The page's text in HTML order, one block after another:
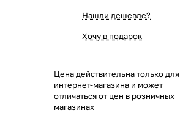
Нашли дешевле?
Хочу в подарок
Цена действительна только для
интернет-магазина и может
отличаться от цен в розничных
магазинах